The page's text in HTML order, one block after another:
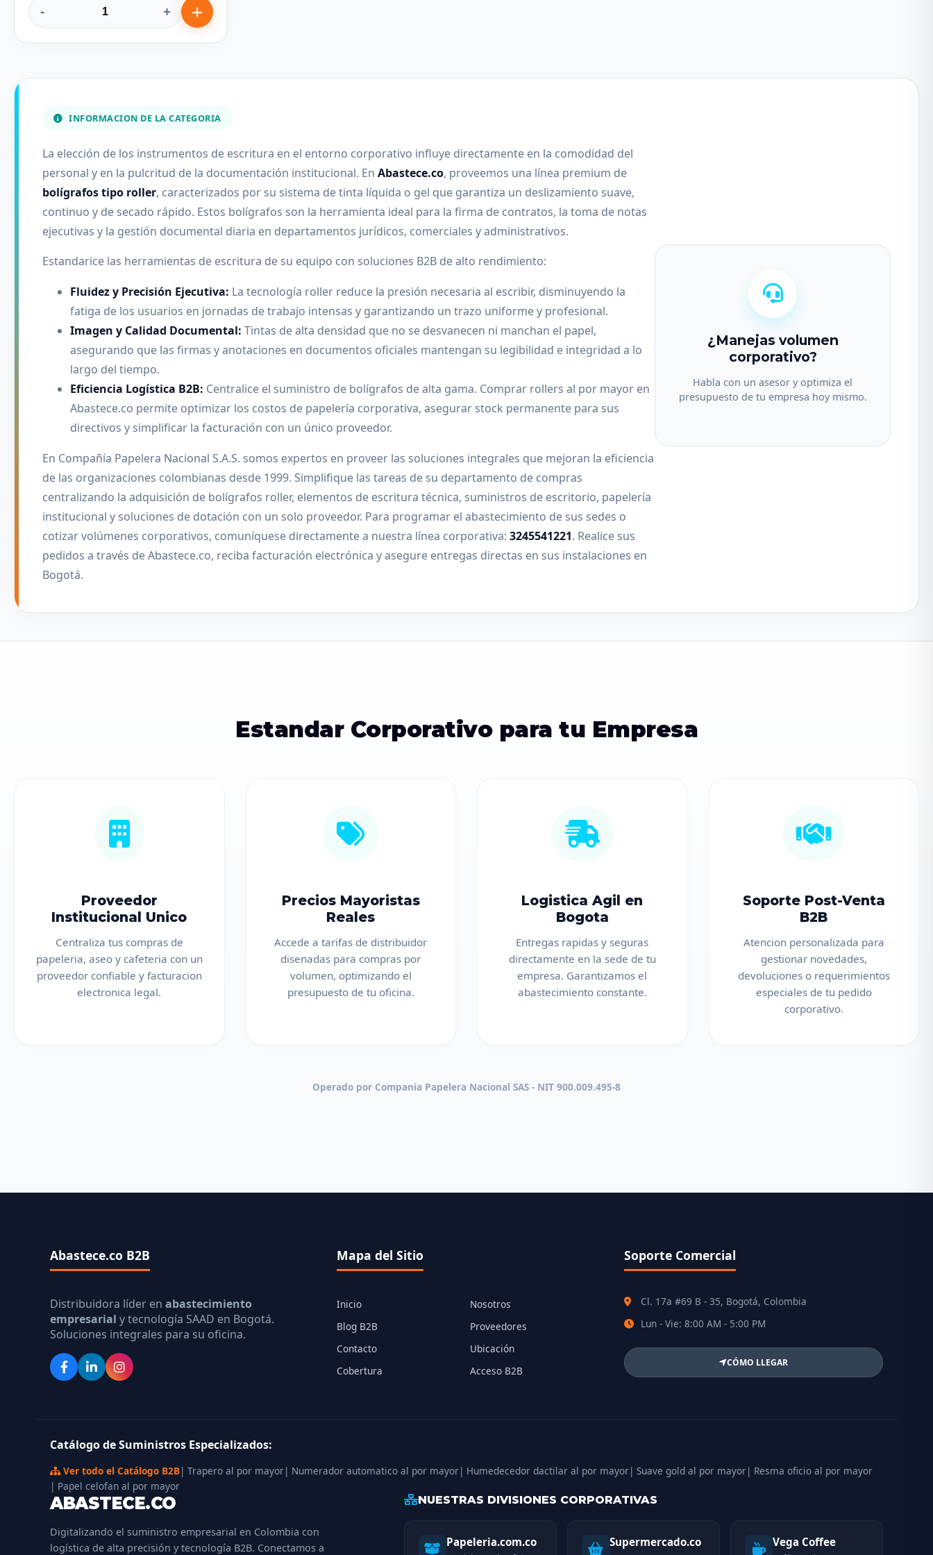
- +
INFORMACION DE LA CATEGORIA
La elección de los instrumentos de escritura en el entorno corporativo influye directamente en la comodidad del
personal y en la pulcritud de la documentación institucional. En Abastece.co, proveemos una línea premium de
bolígrafos tipo roller, caracterizados por su sistema de tinta líquida o gel que garantiza un deslizamiento suave,
continuo y de secado rápido. Estos bolígrafos son la herramienta ideal para la firma de contratos, la toma de notas
ejecutivas y la gestión documental diaria en departamentos jurídicos, comerciales y administrativos.
Estandarice las herramientas de escritura de su equipo con soluciones B2B de alto rendimiento:
Fluidez y Precisión Ejecutiva: La tecnología roller reduce la presión necesaria al escribir, disminuyendo la
fatiga de los usuarios en jornadas de trabajo intensas y garantizando un trazo uniforme y profesional.
Imagen y Calidad Documental: Tintas de alta densidad que no se desvanecen ni manchan el papel,
asegurando que las firmas y anotaciones en documentos oficiales mantengan su legibilidad e integridad a lo
largo del tiempo.
Eficiencia Logística B2B: Centralice el suministro de bolígrafos de alta gama. Comprar rollers al por mayor en
Abastece.co permite optimizar los costos de papelería corporativa, asegurar stock permanente para sus
directivos y simplificar la facturación con un único proveedor.
En Compañía Papelera Nacional S.A.S. somos expertos en proveer las soluciones integrales que mejoran la eficiencia
de las organizaciones colombianas desde 1999. Simplifique las tareas de su departamento de compras
centralizando la adquisición de bolígrafos roller, elementos de escritura técnica, suministros de escritorio, papelería
institucional y soluciones de dotación con un solo proveedor. Para programar el abastecimiento de sus sedes o
cotizar volúmenes corporativos, comuníquese directamente a nuestra línea corporativa: 3245541221. Realice sus
pedidos a través de Abastece.co, reciba facturación electrónica y asegure entregas directas en sus instalaciones en
Bogotá.
¿Manejas volumen
corporativo?
Habla con un asesor y optimiza el
presupuesto de tu empresa hoy mismo.
Estandar Corporativo para tu Empresa
Proveedor
Institucional Unico
Centraliza tus compras de
papeleria, aseo y cafeteria con un
proveedor confiable y facturacion
electronica legal.
Precios Mayoristas
Reales
Accede a tarifas de distribuidor
disenadas para compras por
volumen, optimizando el
presupuesto de tu oficina.
Logistica Agil en
Bogota
Entregas rapidas y seguras
directamente en la sede de tu
empresa. Garantizamos el
abastecimiento constante.
Soporte Post-Venta
B2B
Atencion personalizada para
gestionar novedades,
devoluciones o requerimientos
especiales de tu pedido
corporativo.
Operado por Compania Papelera Nacional SAS - NIT 900.009.495-8
Abastece.co B2B
Distribuidora líder en abastecimiento
empresarial y tecnología SAAD en Bogotá.
Soluciones integrales para su oficina.
Mapa del Sitio
Inicio
Nosotros
Blog B2B
Proveedores
Contacto
Ubicación
Cobertura
Acceso B2B
Soporte Comercial
Cl. 17a #69 B - 35, Bogotá, Colombia
Lun - Vie: 8:00 AM - 5:00 PM
CÓMO LLEGAR
Catálogo de Suministros Especializados:
Ver todo el Catálogo B2B| Trapero al por mayor| Numerador automatico al por mayor| Humedecedor dactilar al por mayor| Suave gold al por mayor| Resma oficio al por mayor
| Papel celofan al por mayor
ABASTECE.CO
Digitalizando el suministro empresarial en Colombia con
logística de alta precisión y tecnología B2B. Conectamos a
NUESTRAS DIVISIONES CORPORATIVAS
Papeleria.com.co Supermercado.co Vega Coffee